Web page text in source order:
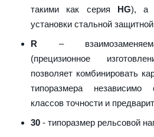
такими как серия HG), а
установки стальной
R –
(прецизионное
позволяет комбинировать
типоразмера
классов точности и
30 - типоразмер рельсовой